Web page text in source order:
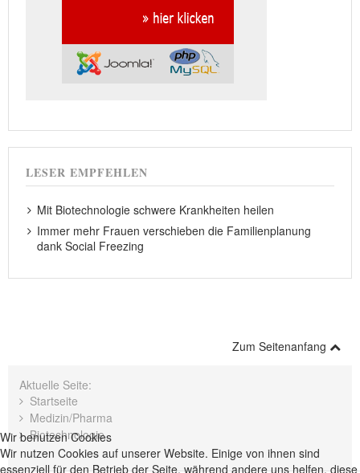
LESER EMPFEHLEN
Mit Biotechnologie schwere Krankheiten heilen
Immer mehr Frauen verschieben die Familienplanung
dank Social Freezing
Zum Seitenanfang
Aktuelle Seite:
Startseite
Medizin/Pharma
Biotechnologie
Wir benutzen Cookies
Wir nutzen Cookies auf unserer Website. Einige von ihnen sind
essenziell für den Betrieb der Seite, während andere uns helfen, diese